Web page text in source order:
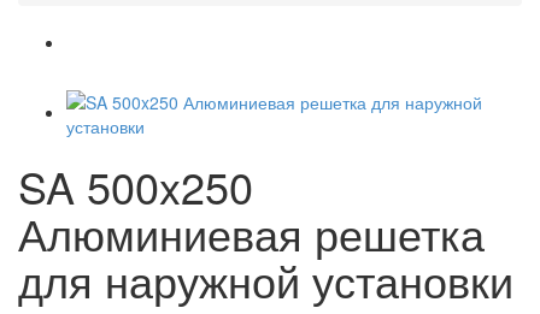
SA 500x250
Алюминиевая решетка
для наружной установки